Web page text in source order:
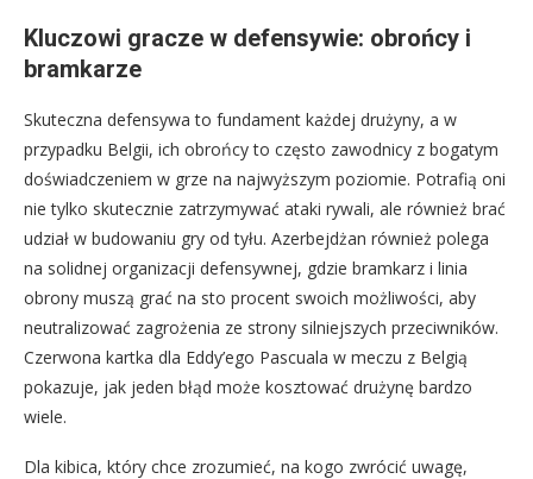
Kluczowi gracze w defensywie: obrońcy i
bramkarze
Skuteczna defensywa to fundament każdej drużyny, a w
przypadku Belgii, ich obrońcy to często zawodnicy z bogatym
doświadczeniem w grze na najwyższym poziomie. Potrafią oni
nie tylko skutecznie zatrzymywać ataki rywali, ale również brać
udział w budowaniu gry od tyłu. Azerbejdżan również polega
na solidnej organizacji defensywnej, gdzie bramkarz i linia
obrony muszą grać na sto procent swoich możliwości, aby
neutralizować zagrożenia ze strony silniejszych przeciwników.
Czerwona kartka dla Eddy’ego Pascuala w meczu z Belgią
pokazuje, jak jeden błąd może kosztować drużynę bardzo
wiele.
Dla kibica, który chce zrozumieć, na kogo zwrócić uwagę,